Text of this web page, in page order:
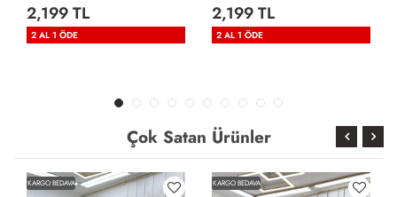
2,199 TL
2 AL 1 ÖDE
2,199 TL
2 AL 1 ÖDE
Çok Satan Ürünler
KARGO BEDAVA KARGO BEDAVA